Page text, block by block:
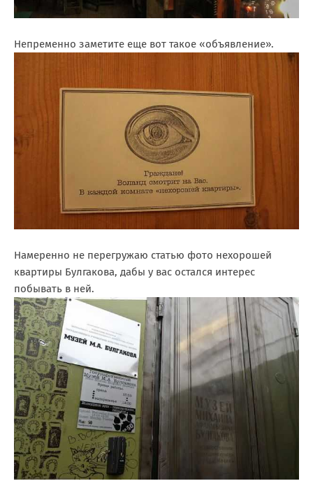
Непременно заметите еще вот такое «объявление».
Намеренно не перегружаю статью фото нехорошей
квартиры Булгакова, дабы у вас остался интерес
побывать в ней.